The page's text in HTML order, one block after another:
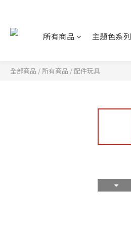
所有商品 主題色系列
全部商品 / 所有商品 /配件玩具